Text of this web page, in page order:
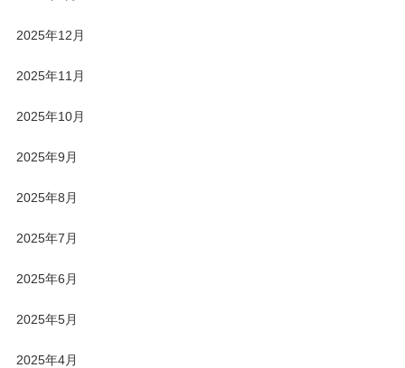
2025年12月
2025年11月
2025年10月
2025年9月
2025年8月
2025年7月
2025年6月
2025年5月
2025年4月